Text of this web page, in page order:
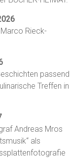
Rieck-
passend
Treffen in
Andreas Mros
als